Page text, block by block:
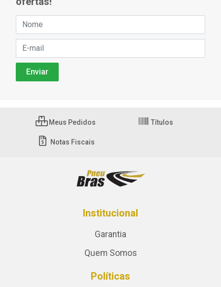
Meus Pedidos Títulos
Notas Fiscais
Institucional
Garantia
Quem Somos
Políticas